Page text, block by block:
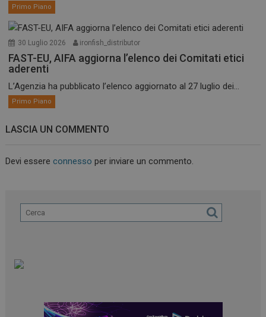
Primo Piano
30 Luglio 2026 ironfish_distributor
FAST-EU, AIFA aggiorna l’elenco dei Comitati etici
aderenti
L’Agenzia ha pubblicato l’elenco aggiornato al 27 luglio dei...
Primo Piano
LASCIA UN COMMENTO
Devi essereconnesso per inviare un commento.